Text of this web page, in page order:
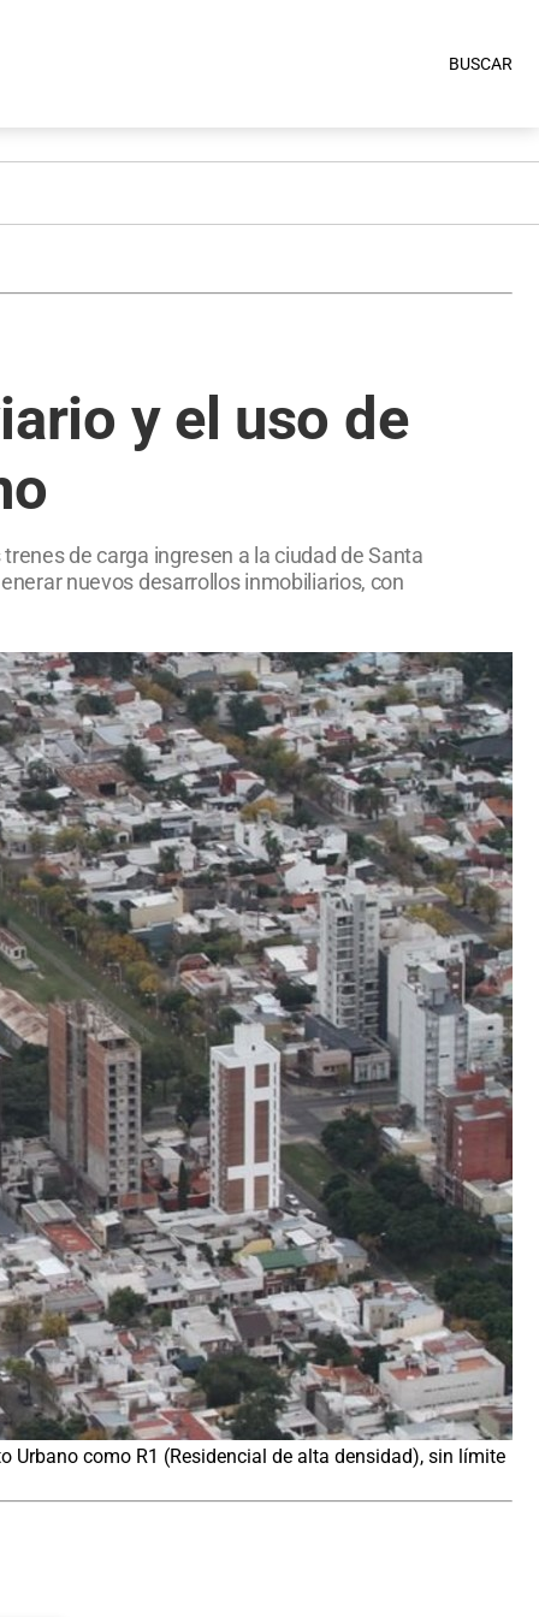
BUSCAR
y el uso de
de carga ingresen a la ciudad de Santa
nuevos desarrollos inmobiliarios, con
Urbano como R1 (Residencial de alta densidad), sin límite